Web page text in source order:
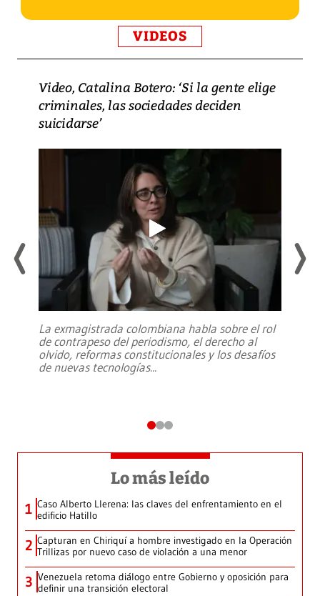
VIDEOS
Video, Catalina Botero: ‘Si la gente elige
criminales, las sociedades deciden
suicidarse’
La exmagistrada colombiana habla sobre el rol
de contrapeso del periodismo, el derecho al
olvido, reformas constitucionales y los desafíos
de nuevas tecnologías...
Lo más leído
1 Caso Alberto Llerena: las claves del enfrentamiento en el
edificio Hatillo
2 Capturan en Chiriquí a hombre investigado en la Operación
Trillizas por nuevo caso de violación a una menor
3 Venezuela retoma diálogo entre Gobierno y oposición para
definir una transición electoral